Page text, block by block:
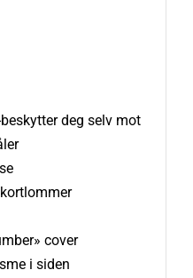
deg selv mot
cover
i siden